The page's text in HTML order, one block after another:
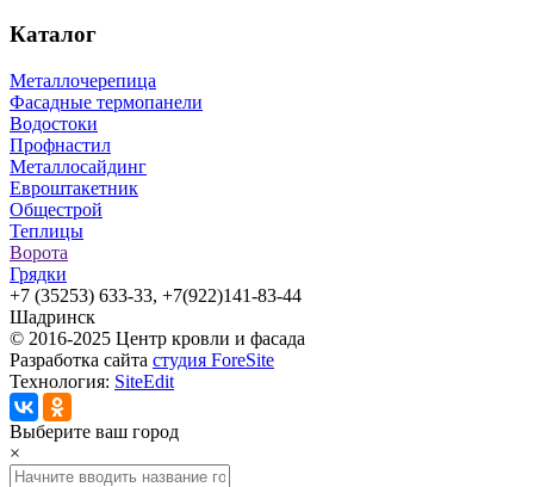
Каталог
Металлочерепица
Фасадные термопанели
Водостоки
Профнастил
Металлосайдинг
Евроштакетник
Общестрой
Теплицы
Ворота
Грядки
+7 (35253) 633-33, +7(922)141-83-44
Шадринск
© 2016-2025 Центр кровли и фасада
Разработка сайта студия ForeSite
Технология: SiteEdit
Выберите ваш город
×